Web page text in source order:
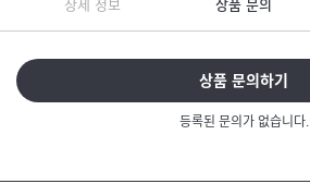
상세 정보 상품 문의
상품 문의하기
등록된 문의가 없습니다.